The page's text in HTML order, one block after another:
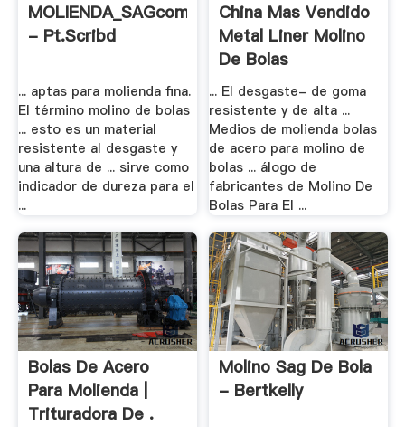
MOLIENDA_SAGcompleto
- Pt.scribd
... aptas para molienda fina.
El término molino de bolas
... esto es un material
resistente al desgaste y
una altura de ... sirve como
indicador de dureza para el
...
China Mas Vendido
Metal Liner Molino
De Bolas
... El desgaste- de goma
resistente y de alta ...
Medios de molienda bolas
de acero para molino de
bolas ... álogo de
fabricantes de Molino De
Bolas Para El ...
Bolas De Acero
Para Molienda |
Trituradora De .
Molino Sag De Bola
- Bertkelly